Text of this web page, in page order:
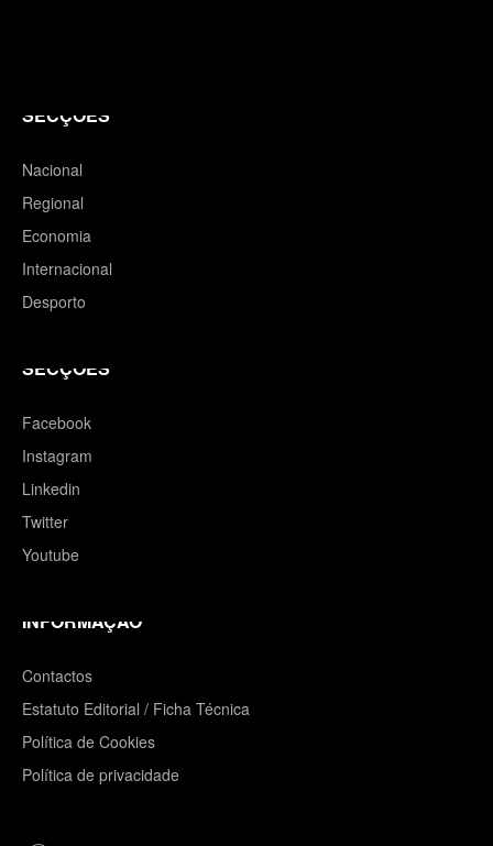
SECÇÕES
Nacional
Regional
Economia
Internacional
Desporto
SECÇÕES
Facebook
Instagram
Linkedin
Twitter
Youtube
INFORMAÇÃO
Contactos
Estatuto Editorial / Ficha Técnica
Política de Cookies
Política de privacidade